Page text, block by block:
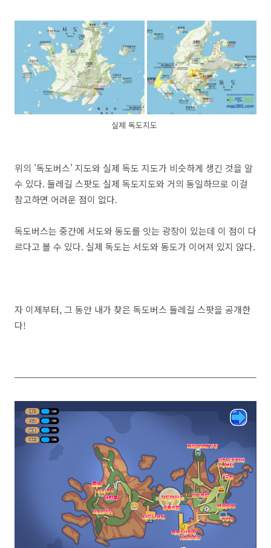
실제 독도지도
위의 '독도버스' 지도와 실제 독도 지도가 비슷하게 생긴 것을 알
수 있다. 둘레길 스팟도 실제 독도지도와 거의 동일하므로 이걸
참고하면 어려운 점이 없다.
독도버스는 중간에 서도와 동도를 잇는 광장이 있는데 이 점이 다
르다고 볼 수 있다. 실제 독도는 서도와 동도가 이어져 있지 않다.
자 이제부터, 그 동안 내가 찾은 독도버스 둘레길 스팟을 공개한
다!